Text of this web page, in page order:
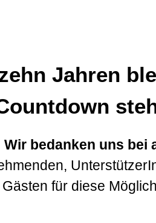
Jahren
Wir bedanken uns bei
für diese